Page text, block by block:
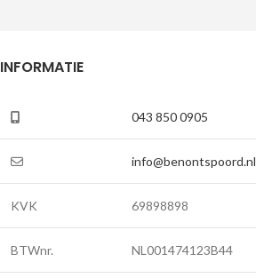
INFORMATIE
043 850 0905
info@benontspoord.nl
KVK 69898898
BTWnr. NL001474123B44